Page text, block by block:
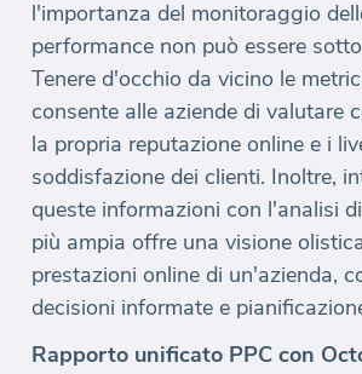
l'importanza del monitoraggio
performance non può essere
Tenere d'occhio da vicino le
consente alle aziende di valutare
la propria reputazione online e i
soddisfazione dei clienti. Inoltre,
queste informazioni con l'analisi
più ampia offre una visione
prestazioni online di un'azienda,
decisioni informate e
Rapporto unificato PPC con